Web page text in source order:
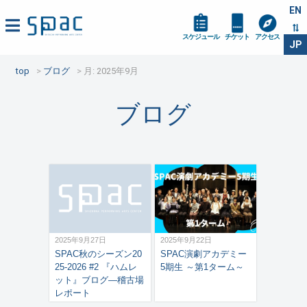
EN
JP
スケジュール チケット アクセス
top ブログ 月: 2025年9月
ブログ
2025年9月27日
SPAC秋のシーズン20
25-2026 #2 『ハムレ
ット』ブログ―稽古場
レポート
2025年9月22日
SPAC演劇アカデミー
5期生 ～第1ターム～